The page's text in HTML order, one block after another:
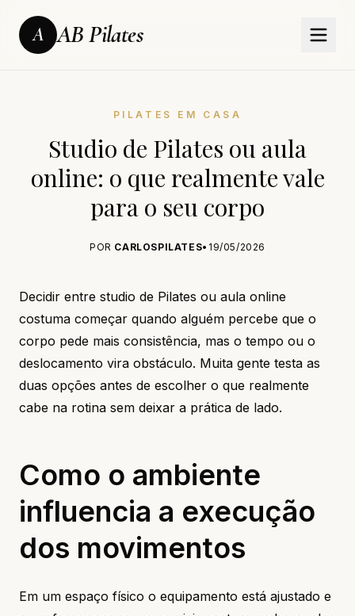
A AB Pilates
PILATES EM CASA
Studio de Pilates ou aula
online: o que realmente vale
para o seu corpo
POR CARLOSPILATES• 19/05/2026
Decidir entre studio de Pilates ou aula online
costuma começar quando alguém percebe que o
corpo pede mais consistência, mas o tempo ou o
deslocamento vira obstáculo. Muita gente testa as
duas opções antes de escolher o que realmente
cabe na rotina sem deixar a prática de lado.
Como o ambiente
influencia a execução
dos movimentos
Em um espaço físico o equipamento está ajustado e